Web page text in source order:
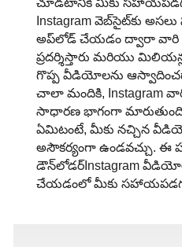
చూడటానికి మీకు
Instagram వెబ్‌సైట్‌కు
అప్‌లోడ్ చేయడం ద్వారా వారి
ప్రదర్శిస్తారు మరియు
గొప్ప వీడియోలను
చాలా మందికి,
సాధారణ భాగంగా
ఏమిటంటే, మీకు నచ్చిన
అసౌకర్యంగా ఉండవచ్చు. ఈ
డౌన్‌లోడర్Instagram
చేయడంలో మీకు